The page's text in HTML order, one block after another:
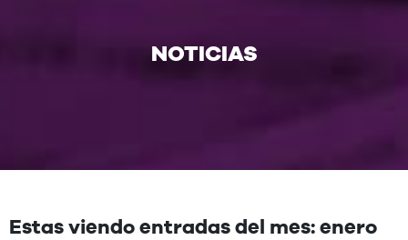
NOTICIAS
Estas viendo entradas del mes: enero